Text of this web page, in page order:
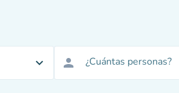
expand_more person ¿Cuántas personas?